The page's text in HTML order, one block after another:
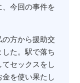
今回の事件を
方から援助交
た。駅で落ち
セックスをし
を使い果たし